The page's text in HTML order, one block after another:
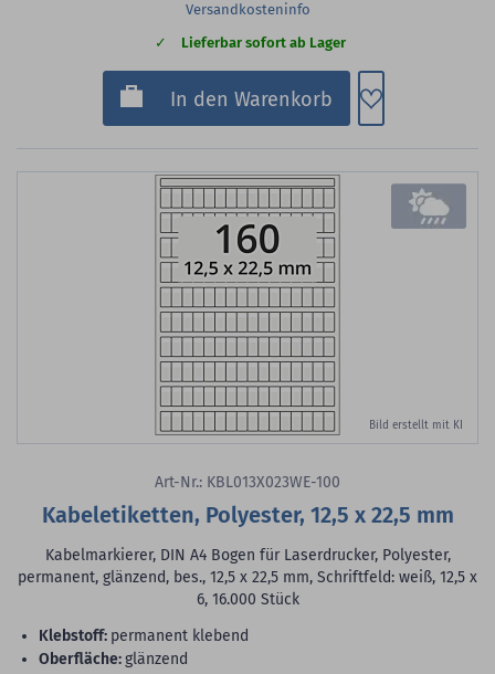
Versandkosteninfo
Lieferbar sofort ab Lager
In den Warenkorb Zum
Bild erstellt mit KI
Art-Nr.: KBL013X023WE-100
Kabeletiketten, Polyester, 12,5 x 22,5 mm
Kabelmarkierer, DIN A4 Bogen für Laserdrucker, Polyester,
permanent, glänzend, bes., 12,5 x 22,5 mm, Schriftfeld: weiß, 12,5 x
6, 16.000 Stück
Klebstoff: permanent klebend
Oberfläche:glänzend